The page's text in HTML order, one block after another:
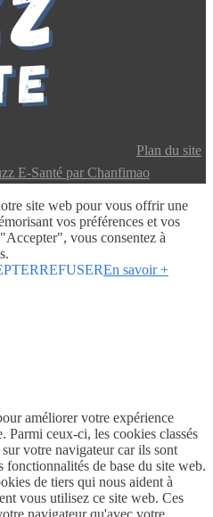
Plan du site
E-Santé par Chanfimao
site web pour vous offrir une
vos préférences et vos
vous consentez à
REFUSEREn savoir +
améliorer votre expérience
Parmi ceux-ci, les cookies classés
votre navigateur car ils sont
fonctionnalités de base du site web.
de tiers qui nous aident à
vous utilisez ce site web. Ces
navigateur qu'avec votre